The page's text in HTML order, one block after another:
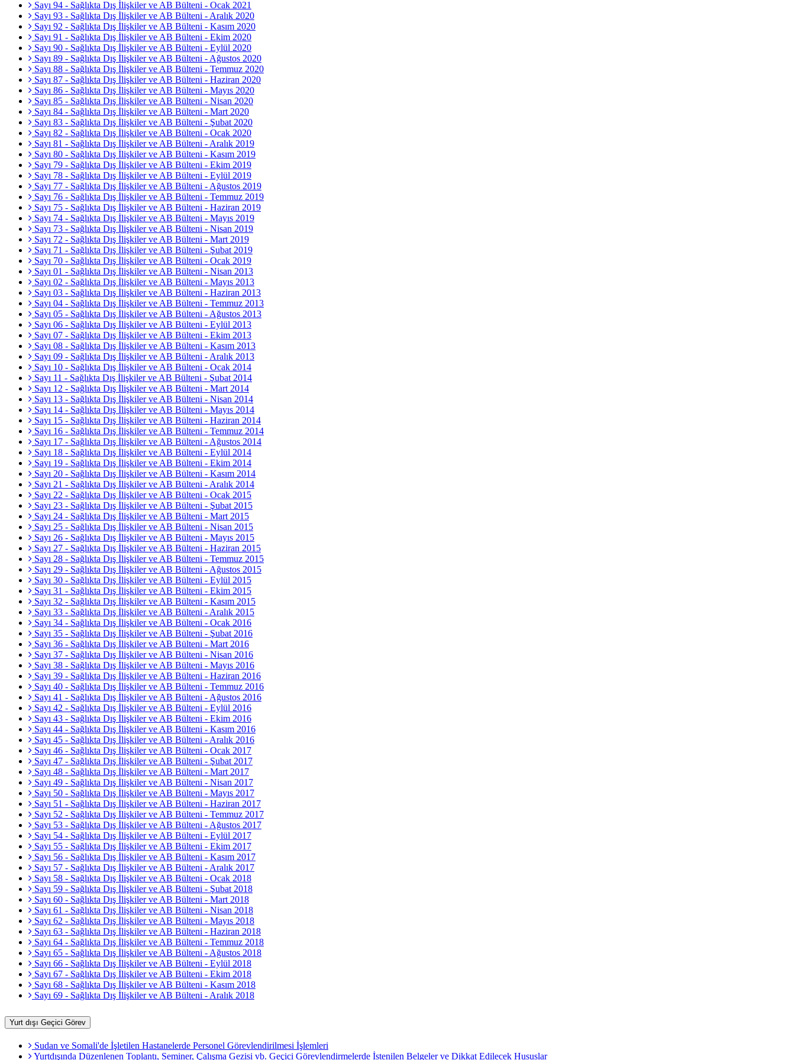
Sayı 94 - Sağlıkta Dış İlişkiler ve AB Bülteni - Ocak 2021
Sayı 93 - Sağlıkta Dış İlişkiler ve AB Bülteni - Aralık 2020
Sayı 92 - Sağlıkta Dış İlişkiler ve AB Bülteni - Kasım 2020
Sayı 91 - Sağlıkta Dış İlişkiler ve AB Bülteni - Ekim 2020
Sayı 90 - Sağlıkta Dış İlişkiler ve AB Bülteni - Eylül 2020
Sayı 89 - Sağlıkta Dış İlişkiler ve AB Bülteni - Ağustos 2020
Sayı 88 - Sağlıkta Dış İlişkiler ve AB Bülteni - Temmuz 2020
Sayı 87 - Sağlıkta Dış İlişkiler ve AB Bülteni - Haziran 2020
Sayı 86 - Sağlıkta Dış İlişkiler ve AB Bülteni - Mayıs 2020
Sayı 85 - Sağlıkta Dış İlişkiler ve AB Bülteni - Nisan 2020
Sayı 84 - Sağlıkta Dış İlişkiler ve AB Bülteni - Mart 2020
Sayı 83 - Sağlıkta Dış İlişkiler ve AB Bülteni - Şubat 2020
Sayı 82 - Sağlıkta Dış İlişkiler ve AB Bülteni - Ocak 2020
Sayı 81 - Sağlıkta Dış İlişkiler ve AB Bülteni - Aralık 2019
Sayı 80 - Sağlıkta Dış İlişkiler ve AB Bülteni - Kasım 2019
Sayı 79 - Sağlıkta Dış İlişkiler ve AB Bülteni - Ekim 2019
Sayı 78 - Sağlıkta Dış İlişkiler ve AB Bülteni - Eylül 2019
Sayı 77 - Sağlıkta Dış İlişkiler ve AB Bülteni - Ağustos 2019
Sayı 76 - Sağlıkta Dış İlişkiler ve AB Bülteni - Temmuz 2019
Sayı 75 - Sağlıkta Dış İlişkiler ve AB Bülteni - Haziran 2019
Sayı 74 - Sağlıkta Dış İlişkiler ve AB Bülteni - Mayıs 2019
Sayı 73 - Sağlıkta Dış İlişkiler ve AB Bülteni - Nisan 2019
Sayı 72 - Sağlıkta Dış İlişkiler ve AB Bülteni - Mart 2019
Sayı 71 - Sağlıkta Dış İlişkiler ve AB Bülteni - Şubat 2019
Sayı 70 - Sağlıkta Dış İlişkiler ve AB Bülteni - Ocak 2019
Sayı 01 - Sağlıkta Dış İlişkiler ve AB Bülteni - Nisan 2013
Sayı 02 - Sağlıkta Dış İlişkiler ve AB Bülteni - Mayıs 2013
Sayı 03 - Sağlıkta Dış İlişkiler ve AB Bülteni - Haziran 2013
Sayı 04 - Sağlıkta Dış İlişkiler ve AB Bülteni - Temmuz 2013
Sayı 05 - Sağlıkta Dış İlişkiler ve AB Bülteni - Ağustos 2013
Sayı 06 - Sağlıkta Dış İlişkiler ve AB Bülteni - Eylül 2013
Sayı 07 - Sağlıkta Dış İlişkiler ve AB Bülteni - Ekim 2013
Sayı 08 - Sağlıkta Dış İlişkiler ve AB Bülteni - Kasım 2013
Sayı 09 - Sağlıkta Dış İlişkiler ve AB Bülteni - Aralık 2013
Sayı 10 - Sağlıkta Dış İlişkiler ve AB Bülteni - Ocak 2014
Sayı 11 - Sağlıkta Dış İlişkiler ve AB Bülteni - Şubat 2014
Sayı 12 - Sağlıkta Dış İlişkiler ve AB Bülteni - Mart 2014
Sayı 13 - Sağlıkta Dış İlişkiler ve AB Bülteni - Nisan 2014
Sayı 14 - Sağlıkta Dış İlişkiler ve AB Bülteni - Mayıs 2014
Sayı 15 - Sağlıkta Dış İlişkiler ve AB Bülteni - Haziran 2014
Sayı 16 - Sağlıkta Dış İlişkiler ve AB Bülteni - Temmuz 2014
Sayı 17 - Sağlıkta Dış İlişkiler ve AB Bülteni - Ağustos 2014
Sayı 18 - Sağlıkta Dış İlişkiler ve AB Bülteni - Eylül 2014
Sayı 19 - Sağlıkta Dış İlişkiler ve AB Bülteni - Ekim 2014
Sayı 20 - Sağlıkta Dış İlişkiler ve AB Bülteni - Kasım 2014
Sayı 21 - Sağlıkta Dış İlişkiler ve AB Bülteni - Aralık 2014
Sayı 22 - Sağlıkta Dış İlişkiler ve AB Bülteni - Ocak 2015
Sayı 23 - Sağlıkta Dış İlişkiler ve AB Bülteni - Şubat 2015
Sayı 24 - Sağlıkta Dış İlişkiler ve AB Bülteni - Mart 2015
Sayı 25 - Sağlıkta Dış İlişkiler ve AB Bülteni - Nisan 2015
Sayı 26 - Sağlıkta Dış İlişkiler ve AB Bülteni - Mayıs 2015
Sayı 27 - Sağlıkta Dış İlişkiler ve AB Bülteni - Haziran 2015
Sayı 28 - Sağlıkta Dış İlişkiler ve AB Bülteni - Temmuz 2015
Sayı 29 - Sağlıkta Dış İlişkiler ve AB Bülteni - Ağustos 2015
Sayı 30 - Sağlıkta Dış İlişkiler ve AB Bülteni - Eylül 2015
Sayı 31 - Sağlıkta Dış İlişkiler ve AB Bülteni - Ekim 2015
Sayı 32 - Sağlıkta Dış İlişkiler ve AB Bülteni - Kasım 2015
Sayı 33 - Sağlıkta Dış İlişkiler ve AB Bülteni - Aralık 2015
Sayı 34 - Sağlıkta Dış İlişkiler ve AB Bülteni - Ocak 2016
Sayı 35 - Sağlıkta Dış İlişkiler ve AB Bülteni - Şubat 2016
Sayı 36 - Sağlıkta Dış İlişkiler ve AB Bülteni - Mart 2016
Sayı 37 - Sağlıkta Dış İlişkiler ve AB Bülteni - Nisan 2016
Sayı 38 - Sağlıkta Dış İlişkiler ve AB Bülteni - Mayıs 2016
Sayı 39 - Sağlıkta Dış İlişkiler ve AB Bülteni - Haziran 2016
Sayı 40 - Sağlıkta Dış İlişkiler ve AB Bülteni - Temmuz 2016
Sayı 41 - Sağlıkta Dış İlişkiler ve AB Bülteni - Ağustos 2016
Sayı 42 - Sağlıkta Dış İlişkiler ve AB Bülteni - Eylül 2016
Sayı 43 - Sağlıkta Dış İlişkiler ve AB Bülteni - Ekim 2016
Sayı 44 - Sağlıkta Dış İlişkiler ve AB Bülteni - Kasım 2016
Sayı 45 - Sağlıkta Dış İlişkiler ve AB Bülteni - Aralık 2016
Sayı 46 - Sağlıkta Dış İlişkiler ve AB Bülteni - Ocak 2017
Sayı 47 - Sağlıkta Dış İlişkiler ve AB Bülteni - Şubat 2017
Sayı 48 - Sağlıkta Dış İlişkiler ve AB Bülteni - Mart 2017
Sayı 49 - Sağlıkta Dış İlişkiler ve AB Bülteni - Nisan 2017
Sayı 50 - Sağlıkta Dış İlişkiler ve AB Bülteni - Mayıs 2017
Sayı 51 - Sağlıkta Dış İlişkiler ve AB Bülteni - Haziran 2017
Sayı 52 - Sağlıkta Dış İlişkiler ve AB Bülteni - Temmuz 2017
Sayı 53 - Sağlıkta Dış İlişkiler ve AB Bülteni - Ağustos 2017
Sayı 54 - Sağlıkta Dış İlişkiler ve AB Bülteni - Eylül 2017
Sayı 55 - Sağlıkta Dış İlişkiler ve AB Bülteni - Ekim 2017
Sayı 56 - Sağlıkta Dış İlişkiler ve AB Bülteni - Kasım 2017
Sayı 57 - Sağlıkta Dış İlişkiler ve AB Bülteni - Aralık 2017
Sayı 58 - Sağlıkta Dış İlişkiler ve AB Bülteni - Ocak 2018
Sayı 59 - Sağlıkta Dış İlişkiler ve AB Bülteni - Şubat 2018
Sayı 60 - Sağlıkta Dış İlişkiler ve AB Bülteni - Mart 2018
Sayı 61 - Sağlıkta Dış İlişkiler ve AB Bülteni - Nisan 2018
Sayı 62 - Sağlıkta Dış İlişkiler ve AB Bülteni - Mayıs 2018
Sayı 63 - Sağlıkta Dış İlişkiler ve AB Bülteni - Haziran 2018
Sayı 64 - Sağlıkta Dış İlişkiler ve AB Bülteni - Temmuz 2018
Sayı 65 - Sağlıkta Dış İlişkiler ve AB Bülteni - Ağustos 2018
Sayı 66 - Sağlıkta Dış İlişkiler ve AB Bülteni - Eylül 2018
Sayı 67 - Sağlıkta Dış İlişkiler ve AB Bülteni - Ekim 2018
Sayı 68 - Sağlıkta Dış İlişkiler ve AB Bülteni - Kasım 2018
Sayı 69 - Sağlıkta Dış İlişkiler ve AB Bülteni - Aralık 2018
Yurt dışı Geçici Görev
Sudan ve Somali'de İşletilen Hastanelerde Personel Görevlendirilmesi İşlemleri
Yurtdışında Düzenlenen Toplantı, Seminer, Çalışma Gezisi vb. Geçici Görevlendirmelerde İstenilen Belgeler ve Dikkat Edilecek Hususlar